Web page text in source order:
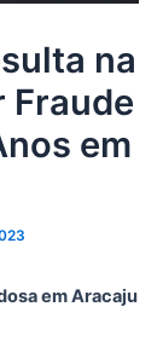
na
Fraude
em
em Aracaju